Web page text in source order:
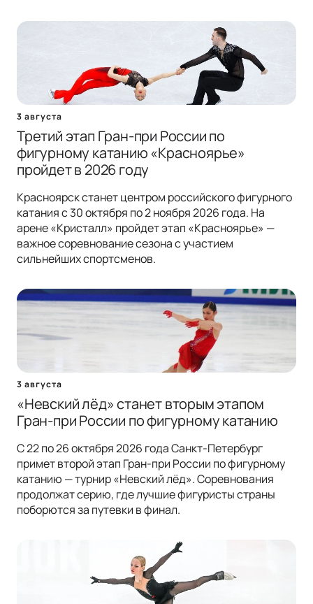
3 августа
Третий этап Гран-при России по
фигурному катанию «Красноярье»
пройдет в 2026 году
Красноярск станет центром российского фигурного
катания с 30 октября по 2 ноября 2026 года. На
арене «Кристалл» пройдет этап «Красноярье» —
важное соревнование сезона с участием
сильнейших спортсменов.
3 августа
«Невский лёд» станет вторым этапом
Гран-при России по фигурному катанию
С 22 по 26 октября 2026 года Санкт-Петербург
примет второй этап Гран-при России по фигурному
катанию — турнир «Невский лёд». Соревнования
продолжат серию, где лучшие фигуристы страны
поборются за путевки в финал.